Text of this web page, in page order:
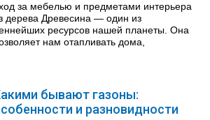
за мебелью и предметами интерьера
дерева Древесина — один из
ресурсов нашей планеты. Она
нам отапливать дома,
бывают газоны:
и разновидности